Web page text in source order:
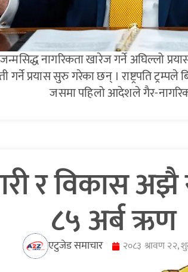
नागरिकता खारेज गर्ने अघिल्लो
प्रयास सुरु गरेका छन् । राष्ट्रपति
जसमा पहिलो आदेशले गैर-
र विकास
८५ अर्ब ऋण
एटुजेड समाचार २०८३ श्रावण २२,